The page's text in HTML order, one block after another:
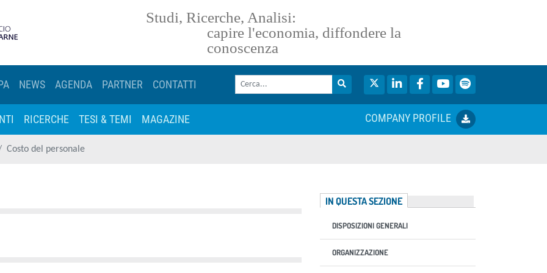
Studi, Ricerche, Analisi:
capire l'economia, diffondere la
conoscenza
NEWS AGENDA PARTNER CONTATTI
Cerca nel sito
Twitter LinkedIn FacebookYouTube
RICERCHE TESI & TEMI MAGAZINE COMPANY PROFILE
Costo del personale
IN QUESTA SEZIONE
DISPOSIZIONI GENERALI
ORGANIZZAZIONE